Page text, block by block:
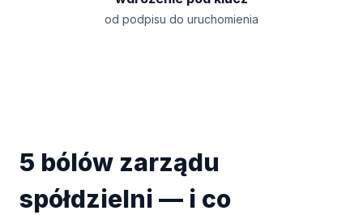
od podpisu do uruchomienia
5 bólów zarządu
spółdzielni — i co